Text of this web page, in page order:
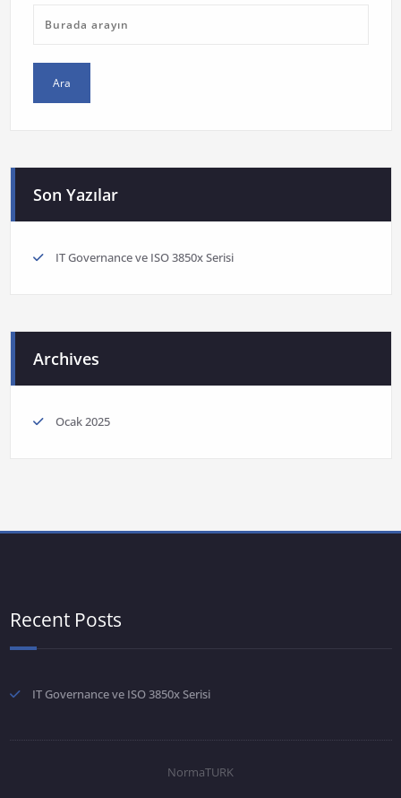
Son Yazılar
IT Governance ve ISO 3850x Serisi
Archives
Ocak 2025
Recent Posts
IT Governance ve ISO 3850x Serisi
NormaTURK